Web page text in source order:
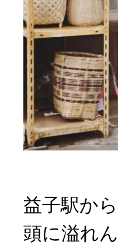
益子駅か
頭に溢れ